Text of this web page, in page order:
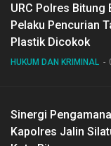
URC Polres Bitung
Pelaku Pencurian
Plastik Dicokok
HUKUM DAN KRIMINAL
Sinergi
Kapolres Jalin